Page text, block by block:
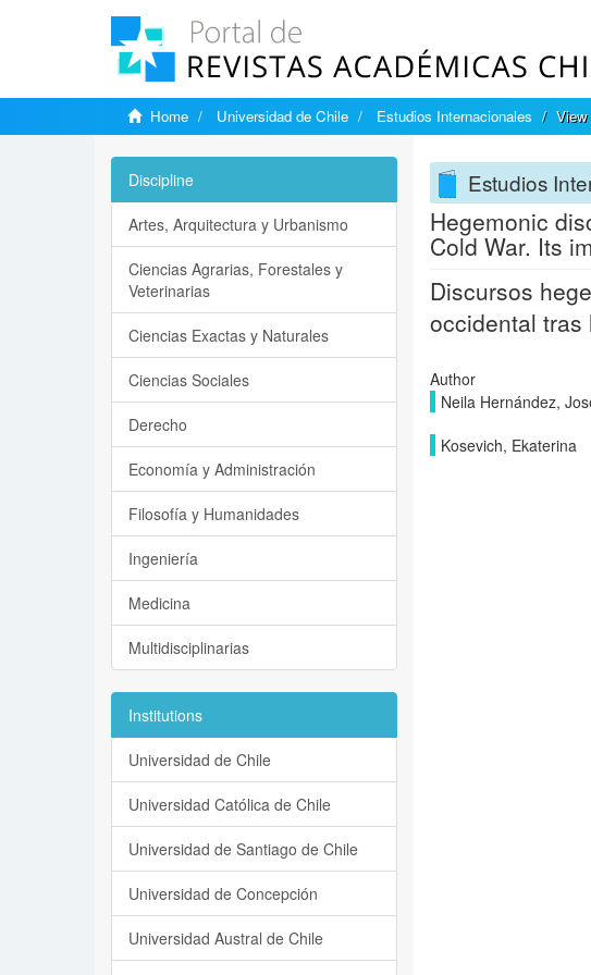
Home Universidad de Chile Estudios Internacionales
Estudios
Hegemonic
Cold War. Its
Discursos
occidental
Author
Neila Hernández,
Kosevich, Ekaterina
Discipline
Artes, Arquitectura y Urbanismo
Ciencias Agrarias, Forestales y
Veterinarias
Ciencias Exactas y Naturales
Ciencias Sociales
Derecho
Economía y Administración
Filosofía y Humanidades
Ingeniería
Medicina
Multidisciplinarias
Institutions
Universidad de Chile
Universidad Católica de Chile
Universidad de Santiago de Chile
Universidad de Concepción
Universidad Austral de Chile